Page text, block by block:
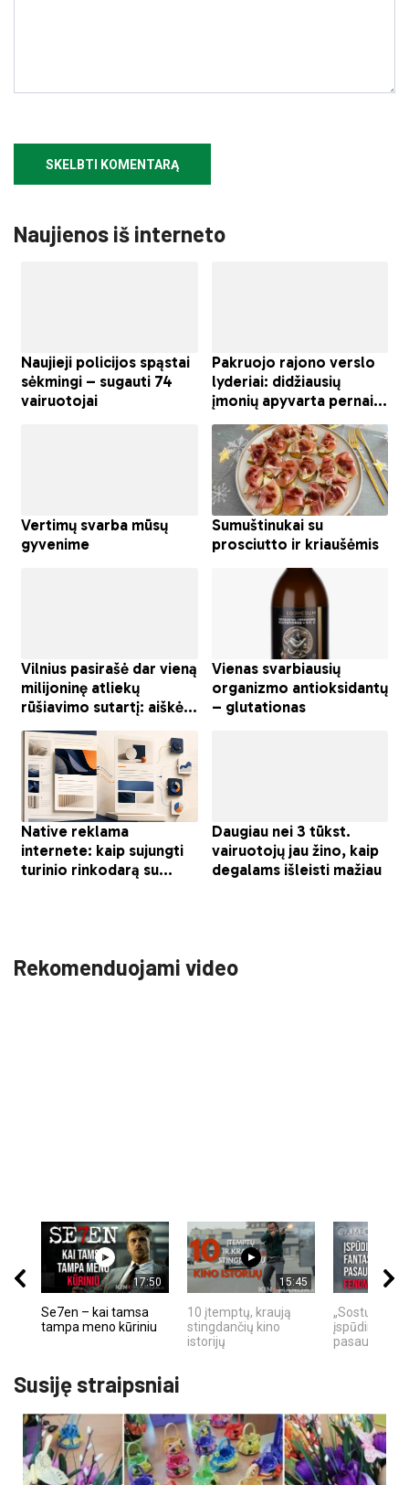
Naujienos iš interneto
Rekomenduojami video
17:50
Se7en – kai tamsa
tampa meno kūriniu
15:45
10 įtemptų, kraują
stingdančių kino
istorijų
„Sostų
įspūdingas
pasaulio
Susiję straipsniai